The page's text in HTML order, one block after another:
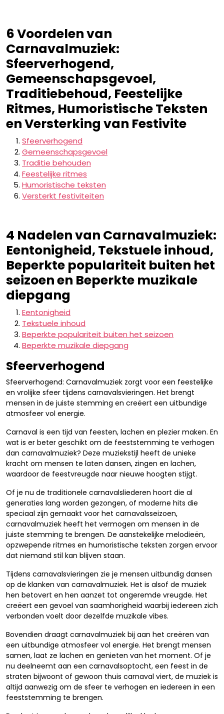
6 Voordelen van
Carnavalmuziek:
Sfeerverhogend,
Gemeenschapsgevoel,
Traditiebehoud, Feestelijke
Ritmes, Humoristische Teksten
en Versterking van Festivite
Sfeerverhogend
Gemeenschapsgevoel
Traditie behouden
Feestelijke ritmes
Humoristische teksten
Versterkt festiviteiten
4 Nadelen van Carnavalmuziek:
Eentonigheid, Tekstuele inhoud,
Beperkte populariteit buiten het
seizoen en Beperkte muzikale
diepgang
Eentonigheid
Tekstuele inhoud
Beperkte populariteit buiten het seizoen
Beperkte muzikale diepgang
Sfeerverhogend
Sfeerverhogend: Carnavalmuziek zorgt voor een feestelijke
en vrolijke sfeer tijdens carnavalsvieringen. Het brengt
mensen in de juiste stemming en creëert een uitbundige
atmosfeer vol energie.
Carnaval is een tijd van feesten, lachen en plezier maken. En
wat is er beter geschikt om de feeststemming te verhogen
dan carnavalmuziek? Deze muziekstijl heeft de unieke
kracht om mensen te laten dansen, zingen en lachen,
waardoor de feestvreugde naar nieuwe hoogten stijgt.
Of je nu de traditionele carnavalsliederen hoort die al
generaties lang worden gezongen, of moderne hits die
speciaal zijn gemaakt voor het carnavalsseizoen,
carnavalmuziek heeft het vermogen om mensen in de
juiste stemming te brengen. De aanstekelijke melodieën,
opzwepende ritmes en humoristische teksten zorgen ervoor
dat niemand stil kan blijven staan.
Tijdens carnavalsvieringen zie je mensen uitbundig dansen
op de klanken van carnavalmuziek. Het is alsof de muziek
hen betovert en hen aanzet tot ongeremde vreugde. Het
creëert een gevoel van saamhorigheid waarbij iedereen zich
verbonden voelt door dezelfde muzikale vibes.
Bovendien draagt carnavalmuziek bij aan het creëren van
een uitbundige atmosfeer vol energie. Het brengt mensen
samen, laat ze lachen en genieten van het moment. Of je
nu deelneemt aan een carnavalsoptocht, een feest in de
straten bijwoont of gewoon thuis carnaval viert, de muziek is
altijd aanwezig om de sfeer te verhogen en iedereen in een
feeststemming te brengen.